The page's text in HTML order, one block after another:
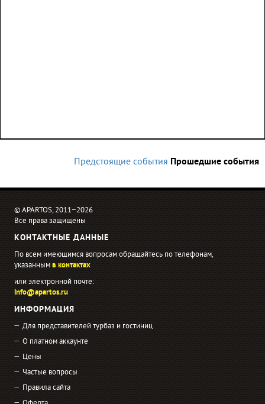
Предстоящие события Прошедшие события
© APARTOS, 2011−2026
Все права защищены
КОНТАКТНЫЕ ДАННЫЕ
По всем имеющимся вопросам обращайтесь по телефонам,
указаннымв контактах
или электронной почте:
info@apartos.ru
ИНФОРМАЦИЯ
Для представителей турбаз и гостиниц
О платном аккаунте
Цены
Частые вопросы
Правила сайта